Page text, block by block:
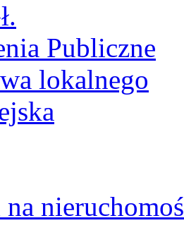
Publiczne
lokalnego
na